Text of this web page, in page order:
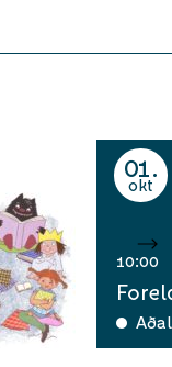
01
okt
10:00